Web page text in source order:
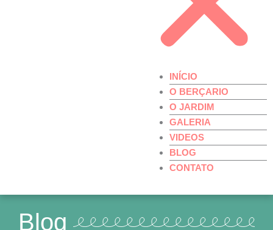
INÍCIO
O BERÇARIO
O JARDIM
GALERIA
VIDEOS
BLOG
CONTATO
Blog